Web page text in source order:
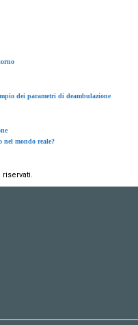
dei parametri di deambulazione
nel mondo reale?
riservati.